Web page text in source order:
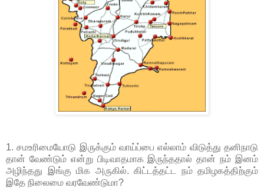
1. சமஉரிமையோடு இருக்கும் வாய்ப்பை எல்லாம் விடுத்து தனிநாடு
தான் வேண்டும் என்று பிடிவாதமாக இருந்ததால் தான் நம் இனம்
அழிந்தது இங்கு மிக அருகில். கிட்டத்தட்ட நம் தமிழகத்திற்கும்
இதே நிலைமை வரவேண்டுமா?